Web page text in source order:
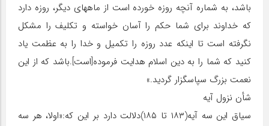
باشد، به شماره آنچه روزه خورده است از ماه‏های دیگر، روزه دارد
که خداوند برای شما حکم را آسان خواسته و تکلیف را مشکل
نگرفته است تا این‏که عدد روزه را تکمیل و خدا را به عظمت یاد
کنید که شما را به دین اسلام هدایت فرموده‏[است‏].باشد که از این
نعمت بزرگ سپاسگزار گردید.»
شأن نزول آیه
سیاق این سه آیه(۱۸۳ تا ۱۸۵)دلالت دارد بر این که:«اولا، هر سه